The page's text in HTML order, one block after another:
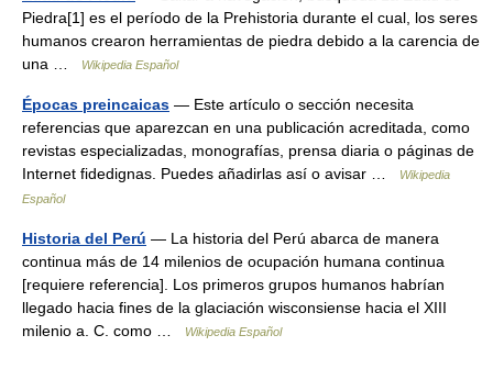
Piedra[1] es el período de la Prehistoria durante el cual, los seres
humanos crearon herramientas de piedra debido a la carencia de
una …
Wikipedia Español
Épocas preincaicas — Este artículo o sección necesita
referencias que aparezcan en una publicación acreditada, como
revistas especializadas, monografías, prensa diaria o páginas de
Internet fidedignas. Puedes añadirlas así o avisar …
Wikipedia
Español
Historia del Perú — La historia del Perú abarca de manera
continua más de 14 milenios de ocupación humana continua
[requiere referencia]. Los primeros grupos humanos habrían
llegado hacia fines de la glaciación wisconsiense hacia el XIII
milenio a. C. como …
Wikipedia Español